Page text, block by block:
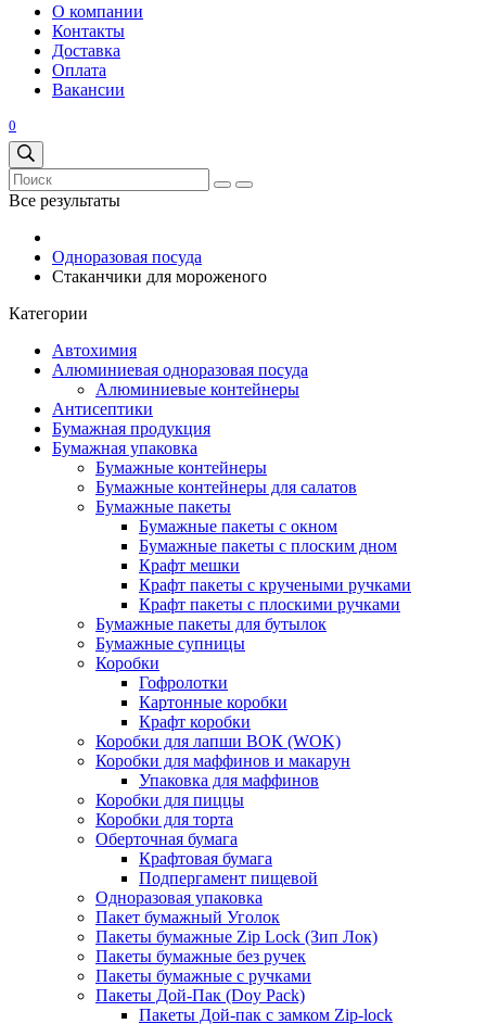
О компании
Контакты
Доставка
Оплата
Вакансии
0
Все результаты
Одноразовая посуда
Стаканчики для мороженого
Категории
Автохимия
Алюминиевая одноразовая посуда
Алюминиевые контейнеры
Антисептики
Бумажная продукция
Бумажная упаковка
Бумажные контейнеры
Бумажные контейнеры для салатов
Бумажные пакеты
Бумажные пакеты с окном
Бумажные пакеты с плоским дном
Крафт мешки
Крафт пакеты с кручеными ручками
Крафт пакеты с плоскими ручками
Бумажные пакеты для бутылок
Бумажные супницы
Коробки
Гофролотки
Картонные коробки
Крафт коробки
Коробки для лапши ВОК (WOK)
Коробки для маффинов и макарун
Упаковка для маффинов
Коробки для пиццы
Коробки для торта
Оберточная бумага
Крафтовая бумага
Подпергамент пищевой
Одноразовая упаковка
Пакет бумажный Уголок
Пакеты бумажные Zip Lock (Зип Лок)
Пакеты бумажные без ручек
Пакеты бумажные с ручками
Пакеты Дой-Пак (Doy Pack)
Пакеты Дой-пак с замком Zip-lock